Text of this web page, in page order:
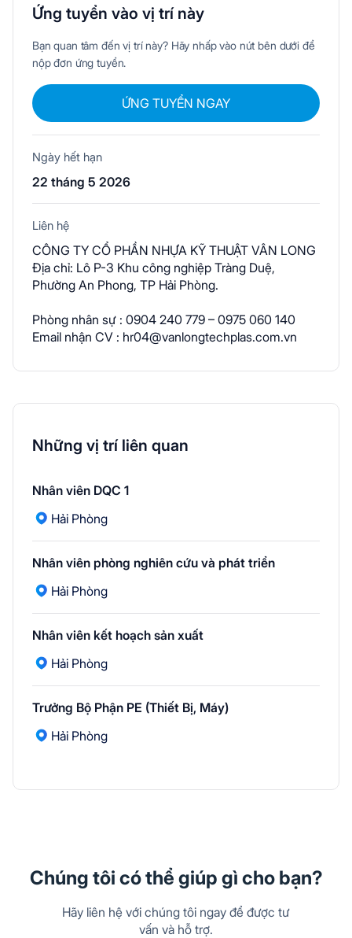
Ứng tuyển vào vị trí này
Bạn quan tâm đến vị trí này? Hãy nhấp vào nút bên dưới để
nộp đơn ứng tuyển.
ỨNG TUYỂN NGAY
Ngày hết hạn
22 tháng 5 2026
Liên hệ
CÔNG TY CỔ PHẦN NHỰA KỸ THUẬT VÂN LONG
Địa chỉ: Lô P-3 Khu công nghiệp Tràng Duệ,
Phường An Phong, TP Hải Phòng.
Phòng nhân sự : 0904 240 779 – 0975 060 140
Email nhận CV : hr04@vanlongtechplas.com.vn
Những vị trí liên quan
Nhân viên DQC 1
Hải Phòng
Nhân viên phòng nghiên cứu và phát triển
Hải Phòng
Nhân viên kết hoạch sản xuất
Hải Phòng
Trưởng Bộ Phận PE (Thiết Bị, Máy)
Hải Phòng
Chúng tôi có thể giúp gì cho bạn?
Hãy liên hệ với chúng tôi ngay để được tư
vấn và hỗ trợ.